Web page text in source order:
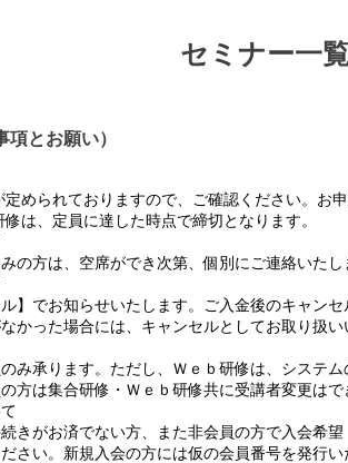
セミナー一
とお願い）
められておりますので、ご確認ください。お申
は、定員に達した時点で締切となります。
の方は、空席ができ次第、個別にご連絡いたし
】でお知らせいたします。ご入金後のキャンセ
かった場合には、キャンセルとしてお取り扱い
み承ります。ただし、Ｗｅｂ研修は、システム
方は集合研修・Ｗｅｂ研修共に受講者変更はで
きがお済でない方、また非会員の方で入会希
さい。新規入会の方には仮の会員番号を発行い